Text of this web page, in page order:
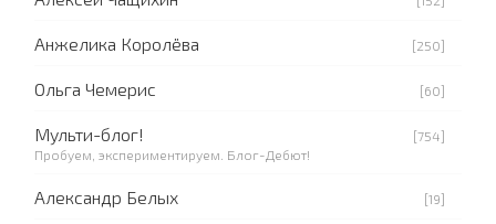
Анжелика Королёва [250]
Ольга Чемерис [60]
Мульти-блог!
[754]
Пробуем, экспериментируем. Блог-Дебют!
Александр Белых [19]